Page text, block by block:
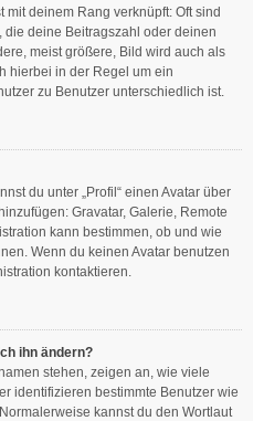
deinem Rang verknüpft: Oft sind
die deine Beitragszahl oder deinen
meist größere, Bild wird auch als
hierbei in der Regel um ein
zu Benutzer unterschiedlich ist.
du unter „Profil“ einen Avatar über
Gravatar, Galerie, Remote
kann bestimmen, ob und wie
Wenn du keinen Avatar benutzen
kontaktieren.
ihn ändern?
stehen, zeigen an, wie viele
identifizieren bestimmte Benutzer wie
kannst du den Wortlaut